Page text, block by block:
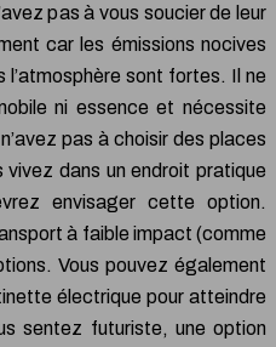
pas à vous soucier de leur
car les émissions nocives
l’atmosphère sont fortes. Il ne
ni essence et nécessite
pas à choisir des places
dans un endroit pratique
envisager cette option.
à faible impact (comme
Vous pouvez également
électrique pour atteindre
sentez futuriste, une option